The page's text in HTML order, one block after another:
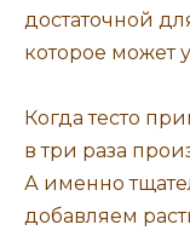
достаточной
которое может
Когда тесто
в три раза
А именно
добавляем